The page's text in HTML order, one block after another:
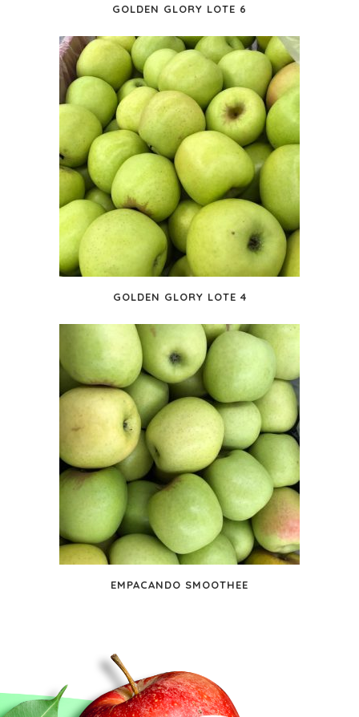
GOLDEN GLORY LOTE 6
GOLDEN GLORY LOTE 4
EMPACANDO SMOOTHEE